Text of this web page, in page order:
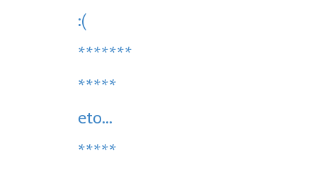
:(
*******
*****
eto...
*****